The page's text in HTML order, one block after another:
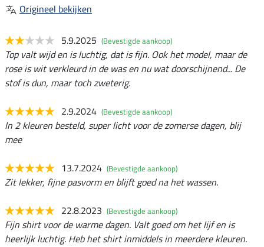
Origineel bekijken
5.9.2025 (Bevestigde aankoop)
Top valt wijd en is luchtig, dat is fijn. Ook het model, maar de
rose is wit verkleurd in de was en nu wat doorschijnend... De
stof is dun, maar toch zweterig.
2.9.2024 (Bevestigde aankoop)
In 2 kleuren besteld, super licht voor de zomerse dagen, blij
mee
13.7.2024 (Bevestigde aankoop)
Zit lekker, fijne pasvorm en blijft goed na het wassen.
22.8.2023 (Bevestigde aankoop)
Fijn shirt voor de warme dagen. Valt goed om het lijf en is
heerlijk luchtig. Heb het shirt inmiddels in meerdere kleuren.